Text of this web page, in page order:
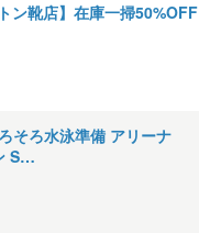
ン靴店】在庫一掃
そろ水泳準備 アリーナ
S…